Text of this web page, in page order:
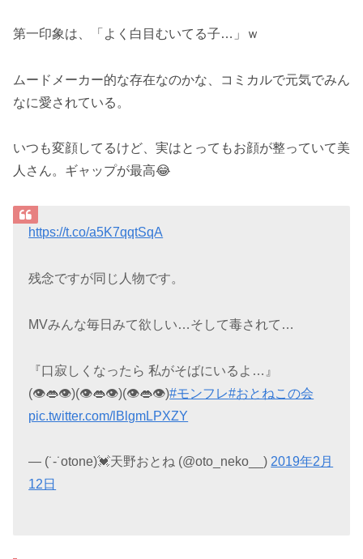
第一印象は、「よく白目むいてる子…」ｗ
ムードメーカー的な存在なのかな、コミカルで元気でみん
なに愛されている。
いつも変顔してるけど、実はとってもお顔が整っていて美
人さん。ギャップが最高😂
https://t.co/a5K7qqtSqA
残念ですが同じ人物です。
MVみんな毎日みて欲しい…そして毒されて…
『口寂しくなったら 私がそばにいるよ…』
(👁👄👁)(👁👄👁)(👁👄👁)#モンフレ#おとねこの会
pic.twitter.com/lBlgmLPXZY
— (˙-˙otone)💓天野おとね (@oto_neko__)2019年2月
12日